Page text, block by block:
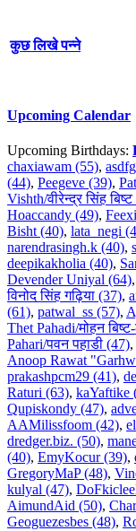
कुछ लिखे पन्ने
Upcoming Calendar
Upcoming Birthdays:
chaxiawam (55),
(44), Peegeve (39),
Vishth/वीरेन्द्र सिंह
Hoaccandy (49),
Bisht (40), lata_negi
narendrasingh.k (40),
deepikakholia (40),
Devender Uniyal (64),
विनोद सिंह गढ़िया (37),
(61), patwal_ss (57),
Thet Pahadi/मोहन
Pahari/पवन पहाडी (47),
Anoop Rawat
prakashpcm29 (41),
Raturi (63), kaYaftike
Qupiskondy (47),
AAMilissfoom (42),
dredger.biz. (50),
(40), EmyKocur (39),
GregoryMaP (48),
kulyal (47),
AimundAid (50),
Geoguezesbes (48),